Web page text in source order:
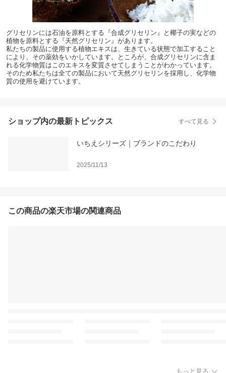
グリセリンには石油を原料とする『合成グリセリン』と椰子の実などの
植物を原料とする『天然グリセリン』があります。
私たちの製品に使用する植物エキスは、生きている状態で加工すること
により、その薬効をいかしています。ところが、合成グリセリンに含ま
れる化学物質はこのエキスを変質させてしまうことがわかっています。
そのため私たちは全ての製品において天然グリセリンを採用し、化学物
質の使用を避けています。
ショップ内の最新トピックス すべて見る
いちえシリーズ｜ブランドのこだわり
2025/11/13
この商品の楽天市場の関連商品
もっと見る